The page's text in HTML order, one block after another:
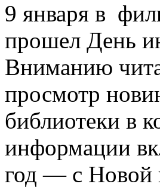
9 января в
прошел День
Вниманию
просмотр
библиотеки в
информации
год — с Новой